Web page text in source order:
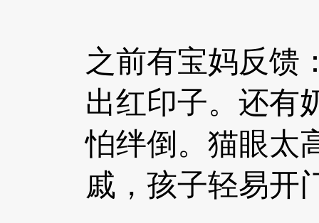
之前有宝妈反馈
出红印子。还有
怕绊倒。猫眼太
戚，孩子轻易